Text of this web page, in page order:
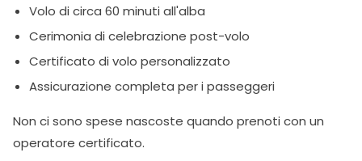
Volo di circa 60 minuti all'alba
Cerimonia di celebrazione post-volo
Certificato di volo personalizzato
Assicurazione completa per i passeggeri
Non ci sono spese nascoste quando prenoti con un
operatore certificato.